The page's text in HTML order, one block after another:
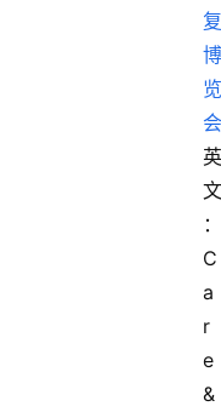
复
博
览
会
英
文
：
C
a
r
e
&